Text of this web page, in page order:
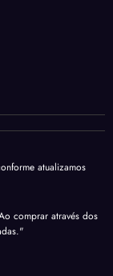
atualizamos
comprar através dos